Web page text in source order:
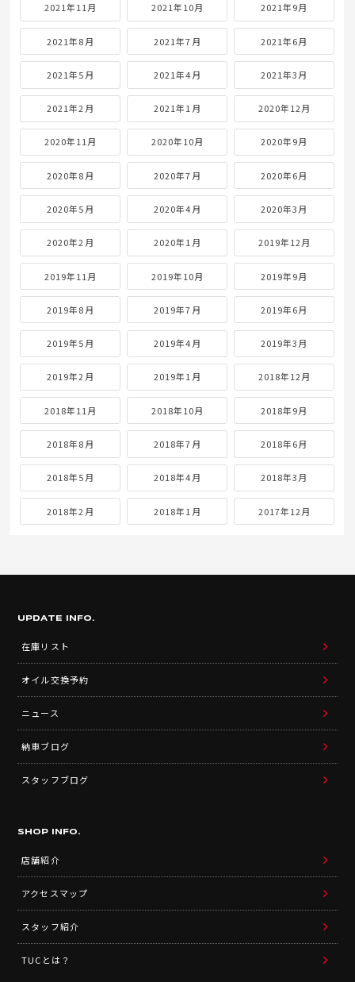
2021年11月 2021年10月 2021年9月
2021年8月 2021年7月 2021年6月
2021年5月 2021年4月 2021年3月
2021年2月 2021年1月 2020年12月
2020年11月 2020年10月 2020年9月
2020年8月 2020年7月 2020年6月
2020年5月 2020年4月 2020年3月
2020年2月 2020年1月 2019年12月
2019年11月 2019年10月 2019年9月
2019年8月 2019年7月 2019年6月
2019年5月 2019年4月 2019年3月
2019年2月 2019年1月 2018年12月
2018年11月 2018年10月 2018年9月
2018年8月 2018年7月 2018年6月
2018年5月 2018年4月 2018年3月
2018年2月 2018年1月 2017年12月
UPDATE INFO.
在庫リスト
オイル交換予約
ニュース
納車ブログ
スタッフブログ
SHOP INFO.
店舗紹介
アクセスマップ
スタッフ紹介
TUCとは？